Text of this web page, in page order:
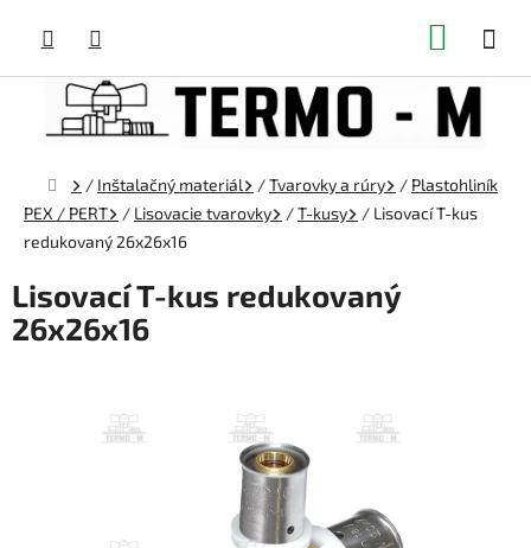
obsah
Domov
/ Inštalačný materiál /Tvarovky a rúry / Plastohliník
PEX / PERT
/ Lisovacie tvarovky /T-kusy / Lisovací T-kus
redukovaný 26x26x16
Lisovací T-kus redukovaný
26x26x16